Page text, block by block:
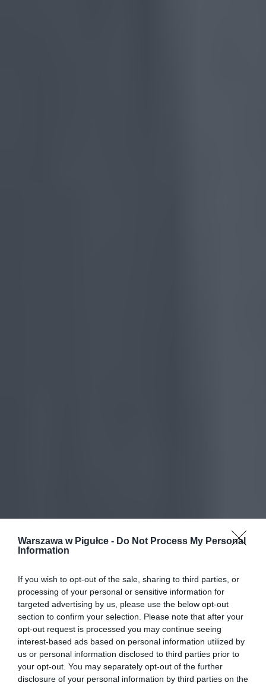
Warszawa w Pigułce - Do Not Process My Personal
Information
If you wish to opt-out of the sale, sharing to third parties, or
processing of your personal or sensitive information for
targeted advertising by us, please use the below opt-out
section to confirm your selection. Please note that after your
opt-out request is processed you may continue seeing
interest-based ads based on personal information utilized by
us or personal information disclosed to third parties prior to
your opt-out. You may separately opt-out of the further
disclosure of your personal information by third parties on the